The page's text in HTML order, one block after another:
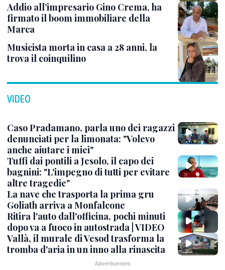
Addio all’impresario Gino Crema, ha
firmato il boom immobiliare della
Marca
Musicista morta in casa a 28 anni, la
trova il coinquilino
VIDEO
Caso Pradamano, parla uno dei ragazzi
denunciati per la limonata: "Volevo
anche aiutare i miei"
Tuffi dai pontili a Jesolo, il capo dei
bagnini: "L'impegno di tutti per evitare
altre tragedie"
La nave che trasporta la prima gru
Goliath arriva a Monfalcone
Ritira l'auto dall'officina, pochi minuti
dopo va a fuoco in autostrada | VIDEO
Vallà, il murale di Vesod trasforma la
tromba d'aria in un inno alla rinascita